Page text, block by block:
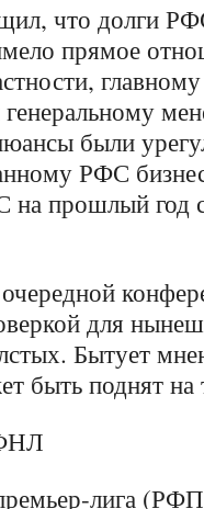
что долги
прямое
были
РФС
прошлый год
для
Бытует
быть поднят
лига